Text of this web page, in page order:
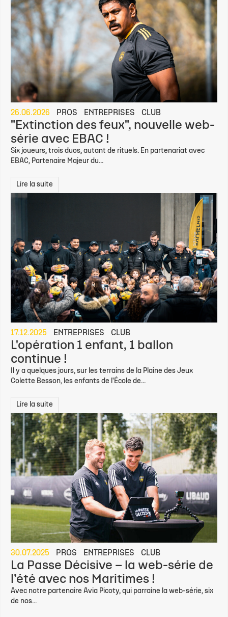
26.06.2026 PROS ENTREPRISES CLUB
"Extinction des feux", nouvelle web-
série avec EBAC !
Six joueurs, trois duos, autant de rituels. En partenariat avec
EBAC, Partenaire Majeur du...
Lire la suite
17.12.2025 ENTREPRISES CLUB
L'opération 1 enfant, 1 ballon
continue !
Il y a quelques jours, sur les terrains de la Plaine des Jeux
Colette Besson, les enfants de l'École de...
Lire la suite
30.07.2025 PROS ENTREPRISES CLUB
La Passe Décisive – la web-série de
l’été avec nos Maritimes !
Avec notre partenaire Avia Picoty, qui parraine la web-série, six
de nos...